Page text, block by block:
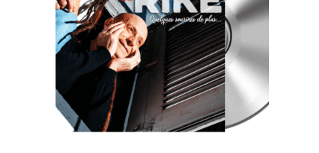
Votre panier est vide.
Go To Shop